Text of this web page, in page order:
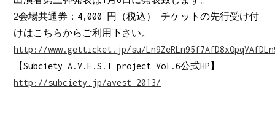
2会場共通券：4,000 円（税込） チケットの先行受け付
けはこちらからご利用下さい。
http://www.getticket.jp/su/
【Subciety A.V.E.S.T project Vol.6公式HP】
http://subciety.jp/avest_2013/